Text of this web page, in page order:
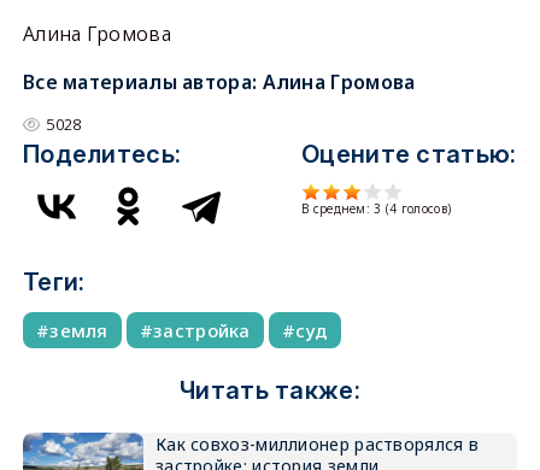
Алина Громова
Все материалы автора: Алина Громова
5028
Поделитесь: Оцените статью:
В среднем:3 (4 голосов)
Теги:
земля застройка суд
Читать также:
Как совхоз-миллионер растворялся в